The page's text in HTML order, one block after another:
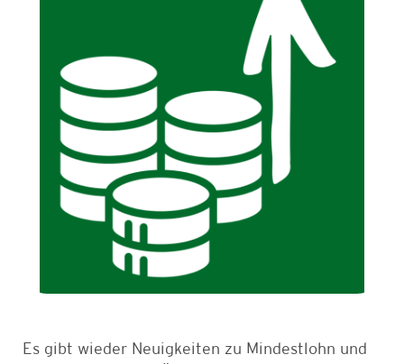
Es gibt wieder Neuigkeiten zu Mindestlohn und